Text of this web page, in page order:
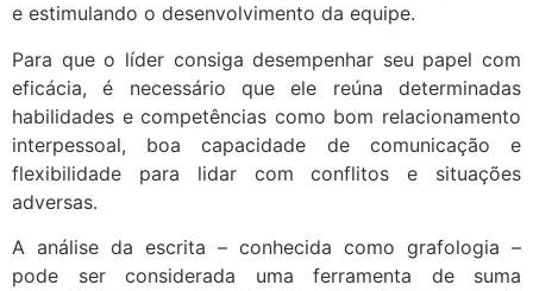
e estimulando o desenvolvimento da equipe.
Para que o líder consiga desempenhar seu papel com
eficácia, é necessário que ele reúna determinadas
habilidades e competências como bom relacionamento
interpessoal, boa capacidade de comunicação e
flexibilidade para lidar com conflitos e situações
adversas.
A análise da escrita – conhecida como grafologia –
pode ser considerada uma ferramenta de suma